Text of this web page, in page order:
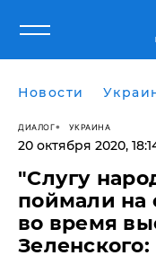
Новости
ДИАЛОГ УКРАИНА
20 октября 2020,
"Слугу
поймали на
во время